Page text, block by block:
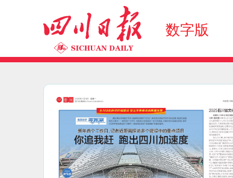
数字版